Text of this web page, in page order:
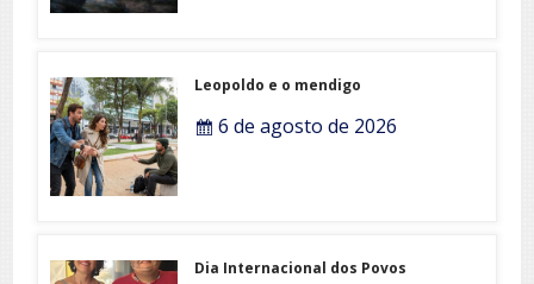
Leopoldo e o mendigo
6 de agosto de 2026
Dia Internacional dos Povos